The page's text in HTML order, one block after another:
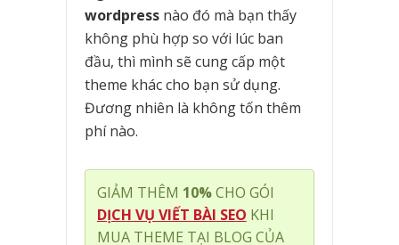
wordpress nào đó mà bạn thấy
không phù hợp so với lúc ban
đầu, thì mình sẽ cung cấp một
theme khác cho bạn sử dụng.
Đương nhiên là không tốn thêm
phí nào.
GIẢM THÊM 10%CHO GÓI
DỊCH VỤ VIẾT BÀI SEO KHI
MUA THEME TẠI BLOG CỦA